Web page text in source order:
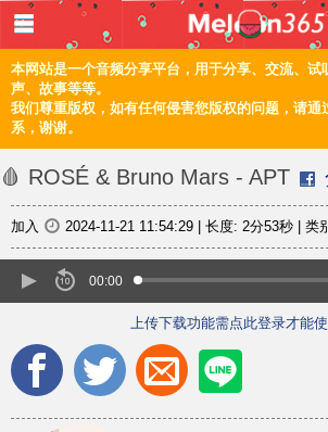
本网站是一个音频分享平台，用于分享、交流、试
声、故事等等。
我们尊重版权，如有任何侵害您版权的问题，请
系，谢谢。
🩸 ROSÉ & Bruno Mars - APT
加入 2024-11-21 11:54:29 长度: 2分53秒 类
00:00
上传下载功能需点此登录才能使
登入 / 注册
首页
音乐
频道
编辑
正體
©2021 甜瓜365 Melon365 Melon365.com